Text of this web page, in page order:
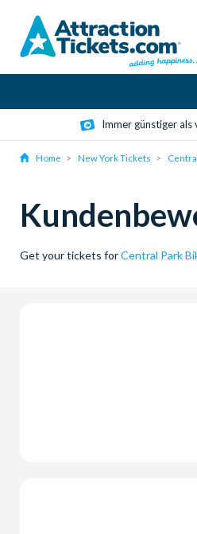
content
Immer günstiger als
Home New York Tickets
Get your tickets forCentral Park